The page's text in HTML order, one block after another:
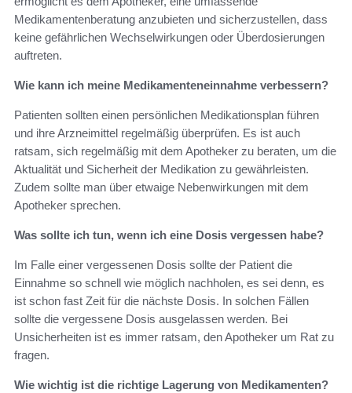
Medikamentenberatung anzubieten und sicherzustellen, dass
keine gefährlichen Wechselwirkungen oder Überdosierungen
auftreten.
Wie kann ich meine Medikamenteneinnahme verbessern?
Patienten sollten einen persönlichen Medikationsplan führen
und ihre Arzneimittel regelmäßig überprüfen. Es ist auch
ratsam, sich regelmäßig mit dem Apotheker zu beraten, um die
Aktualität und Sicherheit der Medikation zu gewährleisten.
Zudem sollte man über etwaige Nebenwirkungen mit dem
Apotheker sprechen.
Was sollte ich tun, wenn ich eine Dosis vergessen habe?
Im Falle einer vergessenen Dosis sollte der Patient die
Einnahme so schnell wie möglich nachholen, es sei denn, es
ist schon fast Zeit für die nächste Dosis. In solchen Fällen
sollte die vergessene Dosis ausgelassen werden. Bei
Unsicherheiten ist es immer ratsam, den Apotheker um Rat zu
fragen.
Wie wichtig ist die richtige Lagerung von Medikamenten?